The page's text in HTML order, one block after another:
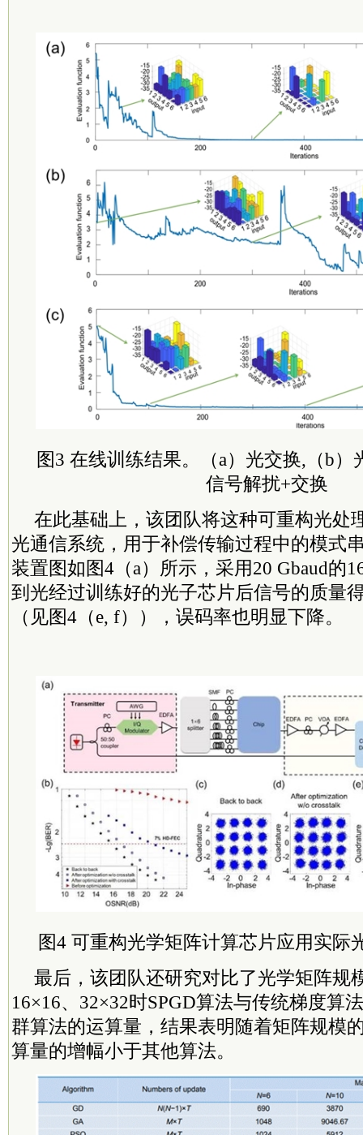
图3 在线训练结果。（a）光交换,（b）
信号解扰+交换
在此基础上，该团队将这种可重构光处
光通信系统，用于补偿传输过程中的模式
装置图如图4（a）所示，采用20 Gbaud的
到光经过训练好的光子芯片后信号的质量
（见图4（e, f）），误码率也明显下降。
图4 可重构光学矩阵计算芯片应用实际
最后，该团队还研究对比了光学矩阵规
16×16、32×32时SPGD算法与传统梯度算
群算法的运算量，结果表明随着矩阵规模
算量的增幅小于其他算法。